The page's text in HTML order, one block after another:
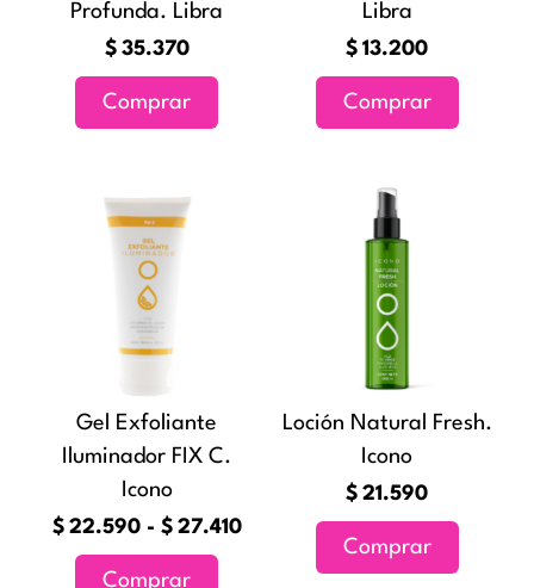
Profunda. Libra
$ 35.370
Comprar
Libra
$ 13.200
Comprar
Gel Exfoliante
Iluminador FIX C.
Icono
$ 22.590 - $ 27.410
Comprar
pueden
en
la
Loción Natural Fresh.
Icono
$ 21.590
Comprar